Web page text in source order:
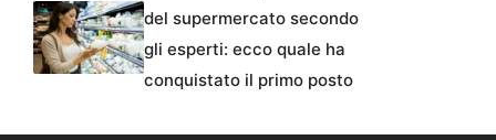
del supermercato secondo
gli esperti: ecco quale ha
conquistato il primo posto